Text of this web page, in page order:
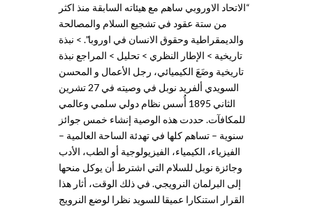
“الاتحاد الاوروبي ساهم مع هيئاته السابقة منذ اكثر
من ستة عقود في تشجيع السلام والمصالحة
والديمقراطية وحقوق الانسان في اوروبا”. > نبذة
تاريخية > الإطار النظري > تحليل > المراجع نبذة
تاريخية وضَعَ الكيميائي، رجل الأعمال و المحسن
السويدي ألفريد نوبل في وصيته في 27 تشرين
الثاني 1895 أُسس نظام دولي سلمي وعالمي
للمكافآت. حددت هذه الوصية إنشاء خمس جوائز
سنوية – تساهم كلها في تهدئة الساحة العالمية –
الفيزياء، الكيمياء، الفيزيولوجية أو الطب، الأدب
وجائزة نوبل للسلام التي اشترط أن يوكل منحها
إلى البرلمان النرويجي. في ذلك الوقت، أثار هذا
القرار استنكارا عميقا للسويد نظرا لوضع النرويج